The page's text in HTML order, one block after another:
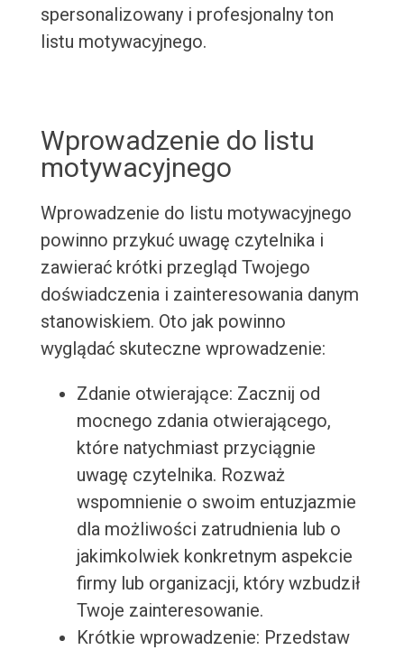
spersonalizowany i profesjonalny ton
listu motywacyjnego.
Wprowadzenie do listu
motywacyjnego
Wprowadzenie do listu motywacyjnego
powinno przykuć uwagę czytelnika i
zawierać krótki przegląd Twojego
doświadczenia i zainteresowania danym
stanowiskiem. Oto jak powinno
wyglądać skuteczne wprowadzenie:
Zdanie otwierające: Zacznij od
mocnego zdania otwierającego,
które natychmiast przyciągnie
uwagę czytelnika. Rozważ
wspomnienie o swoim entuzjazmie
dla możliwości zatrudnienia lub o
jakimkolwiek konkretnym aspekcie
firmy lub organizacji, który wzbudził
Twoje zainteresowanie.
Krótkie wprowadzenie: Przedstaw